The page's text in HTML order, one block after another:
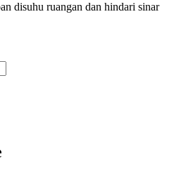
disuhu ruangan dan hindari sinar